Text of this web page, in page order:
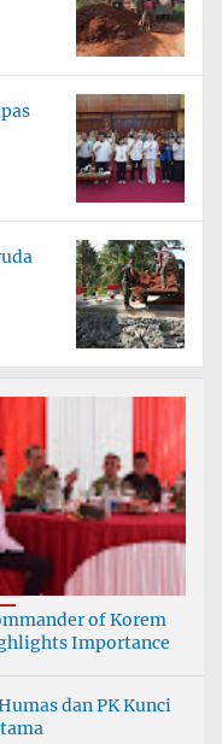
of Korem
Importance
dan PK Kunci